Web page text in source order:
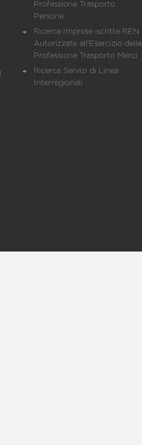
Professione Trasporto
Persone
Ricerca Imprese iscritte REN
Autorizzate all'Esercizio della
Professione Trasporto Merci
Ricerca Servizi di Linea
Interregionali